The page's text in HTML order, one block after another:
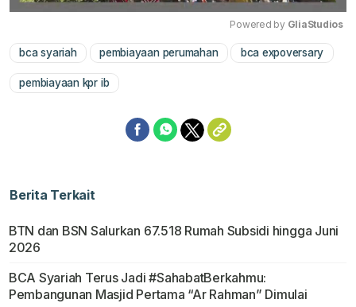
Mute
Powered by GliaStudios
bca syariah pembiayaan perumahan bca expoversary
pembiayaan kpr ib
Berita Terkait
BTN dan BSN Salurkan 67.518 Rumah Subsidi hingga Juni
2026
BCA Syariah Terus Jadi #SahabatBerkahmu:
Pembangunan Masjid Pertama “Ar Rahman” Dimulai